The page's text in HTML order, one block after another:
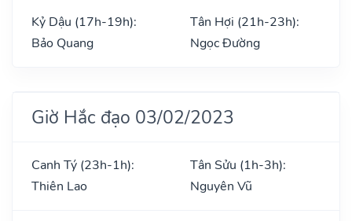
Kỷ Dậu (17h-19h):
Bảo Quang
Tân Hợi (21h-23h):
Ngọc Đường
Giờ Hắc đạo 03/02/2023
Canh Tý (23h-1h):
Thiên Lao
Tân Sửu (1h-3h):
Nguyên Vũ